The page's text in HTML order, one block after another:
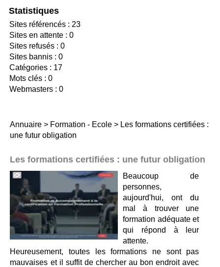
Statistiques
Sites référencés : 23
Sites en attente : 0
Sites refusés : 0
Sites bannis : 0
Catégories : 17
Mots clés : 0
Webmasters : 0
Annuaire > Formation - Ecole > Les formations certifiées :
une futur obligation
Les formations certifiées : une futur obligation
Beaucoup de
personnes,
aujourd'hui, ont du
mal à trouver une
formation adéquate et
qui répond à leur
attente.
Heureusement, toutes les formations ne sont pas
mauvaises et il suffit de chercher au bon endroit avec